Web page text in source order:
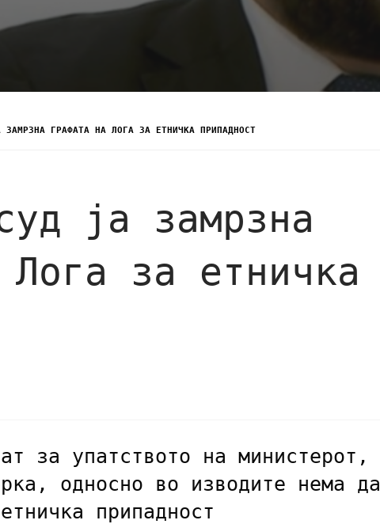
ЗАМРЗНА ГРАФАТА НА ЛОГА ЗА ЕТНИЧКА ПРИПАДНОСТ
ја замрзна
за етничка
за упатството на министерот,
односно во изводите нема да
припадност